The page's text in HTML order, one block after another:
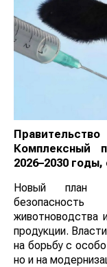
Комплексный
2026–2030
Новый план
животноводства
продукции.
на борьбу с
но и на